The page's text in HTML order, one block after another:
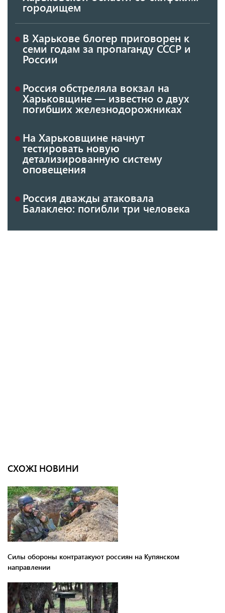
городищем
В Харькове блогер приговорен к
семи годам за пропаганду СССР и
России
Россия обстреляла вокзал на
Харьковщине — известно о двух
погибших железнодорожниках
На Харьковщине начнут
тестировать новую
детализированную систему
оповещения
Россия дважды атаковала
Балаклею: погибли три человека
СХОЖІ НОВИНИ
Силы обороны контратакуют россиян на Купянском
направлении